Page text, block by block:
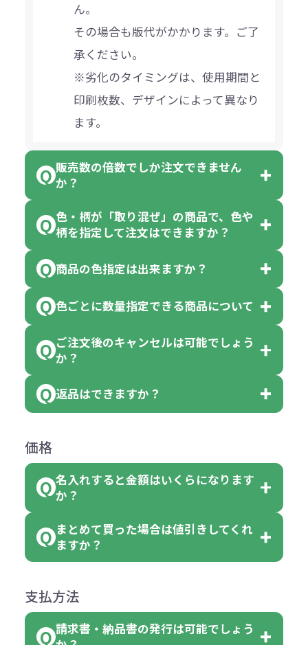
ん。
その場合も版代がかかります。ご了
承ください。
※劣化のタイミングは、使用期間と
印刷枚数、デザインによって異なり
ます。
販売数の倍数でしか注文できません
か？
一部商品（※）を除き、注文可能数
です。
ります。
【例】注文可能数が100個の場合
は、100個以上でしたら、何個でも
可能です。
色・柄が「取り混ぜ」の商品で、色や
柄を指定して注文はできますか？
「色・柄 取り混ぜ」のラベルがつい
ている商品は、色指定不可となって
ん。
但し、ロゴなど名入れ印刷をされる
費用）
商品の色指定は出来ますか？
色指定できる商品もございますが商
品の詳細に「色・柄 取り混ぜ」のラ
ベルや商品画像に「〇色取混ぜ」な
ては色指定が出来ません。
れ等分で100個ずつ入って参ります。
（割り切れない場合は数個単位で前
色指定できる商品に付きましては商
品詳細の購入の所で色が選べるよう
になっております。
色ごとに数量指定できる商品について
「選べる本体色」のラベルが付いて
す。
い。
例えば…
クエアトート」を300個注文した場
クエアトート」は10個単位でしたら
色を指定出来るので、ピンクを100
ご注文後のキャンセルは可能でしょう
か？
お客様都合でのキャンセルは、制作
がございます。
ご注文の際は、十分にご確認・ご検
返品はできますか？
めご了承ください。
ただし下記の場合は承っております
●初期不良または不良品（破損、故
障）の場合
合
●名入れ、オリジナルの内容が異な
価格
名入れすると金額はいくらになります
か？
名入れありの場合の代金の計算方法
は下記の通りです。
計算例：
＜1色印刷の場合＞
まとめて買った場合は値引きしてくれ
ますか？
商品によりますが、お見積もりさせ
ていただきます。
見積もりサポートから個別でお問い
支払方法
請求書・納品書の発行は可能でしょう